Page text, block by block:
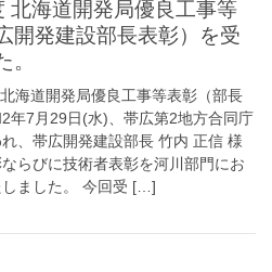
北海道開発局優良工事等
開発建設部長表彰）を受
。
海道開発局優良工事等表彰（部長
年7月29日(水)、帯広第2地方合同庁
、帯広開発建設部長 竹内 正信 様
らびに技術者表彰を河川部門にお
しました。 今回受 […]